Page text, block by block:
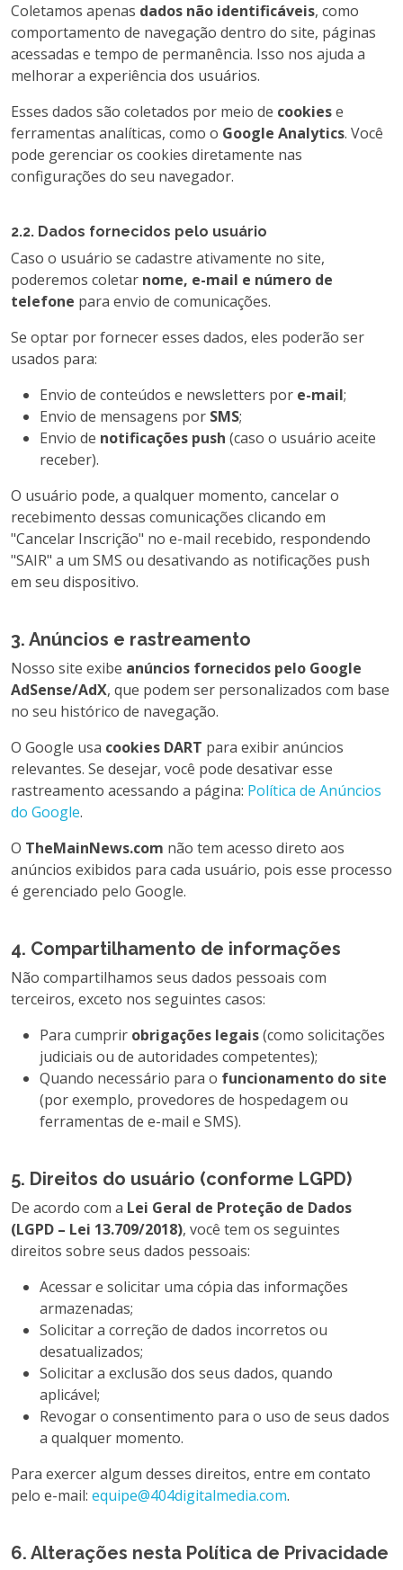
Coletamos apenas dados não identificáveis, como
comportamento de navegação dentro do site, páginas
acessadas e tempo de permanência. Isso nos ajuda a
melhorar a experiência dos usuários.
Esses dados são coletados por meio de cookiese
ferramentas analíticas, como o Google Analytics. Você
pode gerenciar os cookies diretamente nas
configurações do seu navegador.
2.2. Dados fornecidos pelo usuário
Caso o usuário se cadastre ativamente no site,
poderemos coletar nome, e-mail e número de
telefone para envio de comunicações.
Se optar por fornecer esses dados, eles poderão ser
usados para:
Envio de conteúdos e newsletters por e-mail;
Envio de mensagens por SMS;
Envio de notificações push (caso o usuário aceite
receber).
O usuário pode, a qualquer momento, cancelar o
recebimento dessas comunicações clicando em
"Cancelar Inscrição" no e-mail recebido, respondendo
"SAIR" a um SMS ou desativando as notificações push
em seu dispositivo.
3. Anúncios e rastreamento
Nosso site exibe anúncios fornecidos pelo Google
AdSense/AdX, que podem ser personalizados com base
no seu histórico de navegação.
O Google usa cookies DART para exibir anúncios
relevantes. Se desejar, você pode desativar esse
rastreamento acessando a página: Política de Anúncios
do Google.
O TheMainNews.com não tem acesso direto aos
anúncios exibidos para cada usuário, pois esse processo
é gerenciado pelo Google.
4. Compartilhamento de informações
Não compartilhamos seus dados pessoais com
terceiros, exceto nos seguintes casos:
Para cumprir obrigações legais(como solicitações
judiciais ou de autoridades competentes);
Quando necessário para o funcionamento do site
(por exemplo, provedores de hospedagem ou
ferramentas de e-mail e SMS).
5. Direitos do usuário (conforme LGPD)
De acordo com a Lei Geral de Proteção de Dados
(LGPD – Lei 13.709/2018), você tem os seguintes
direitos sobre seus dados pessoais:
Acessar e solicitar uma cópia das informações
armazenadas;
Solicitar a correção de dados incorretos ou
desatualizados;
Solicitar a exclusão dos seus dados, quando
aplicável;
Revogar o consentimento para o uso de seus dados
a qualquer momento.
Para exercer algum desses direitos, entre em contato
pelo e-mail: equipe@404digitalmedia.com.
6. Alterações nesta Política de Privacidade